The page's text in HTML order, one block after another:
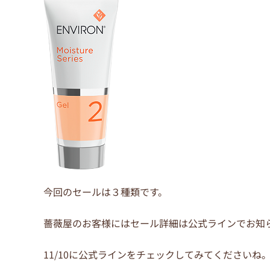
o
k
今回のセールは３種類です。
薔薇屋のお客様にはセール詳細は公式ラインでお知
11/10に公式ラインをチェックしてみてくださいね。